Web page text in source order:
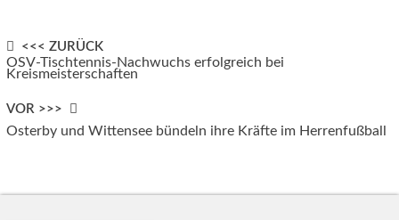
Post
navigation
<<< ZURÜCK
OSV-Tischtennis-Nachwuchs erfolgreich bei
Kreismeisterschaften
VOR >>>
Osterby und Wittensee bündeln ihre Kräfte im Herrenfußball